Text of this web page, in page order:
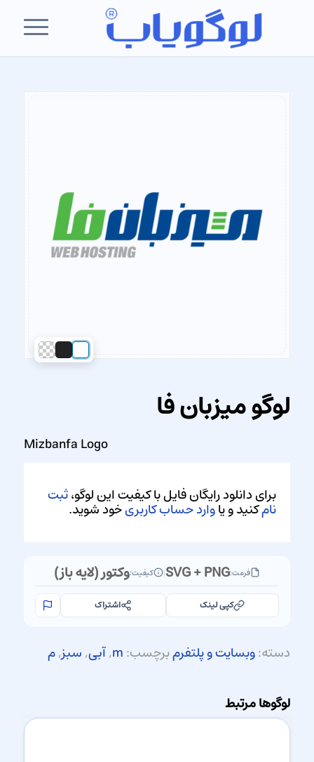
لوگو میزبان فا
Mizbanfa Logo
برای دانلود رایگان فایل با کیفیت این لوگو،ثبت
نامکنید و یاوارد حساب کاربریخود شوید.
فرمت:SVG + PNG
| کیفیت:وکتور (لایه باز)
کپی لینک اشتراک
دسته:وبسایت و پلتفرمبرچسب:m
,آبی,سبز,م
لوگوها مرتبط